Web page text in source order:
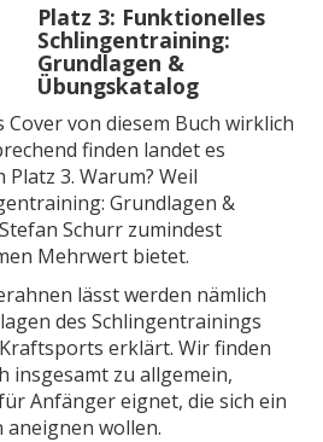
Platz 3: Funktionelles
Schlingentraining:
Grundlagen &
Übungskatalog
von diesem Buch wirklich
finden landet es
3. Warum? Weil
Grundlagen &
Schurr zumindest
Mehrwert bietet.
lässt werden nämlich
des Schlingentrainings
erklärt. Wir finden
insgesamt zu allgemein,
Anfänger eignet, die sich ein
aneignen wollen.